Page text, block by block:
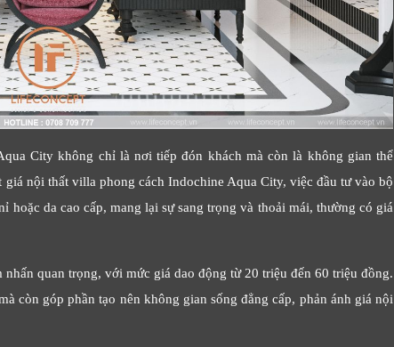
City không chỉ là nơi tiếp đón khách mà còn là không gian thể
nội thất villa phong cách Indochine Aqua City, việc đầu tư vào bộ
hoặc da cao cấp, mang lại sự sang trọng và thoải mái, thường có giá
quan trọng, với mức giá dao động từ 20 triệu đến 60 triệu đồng.
còn góp phần tạo nên không gian sống đẳng cấp, phản ánh giá nội